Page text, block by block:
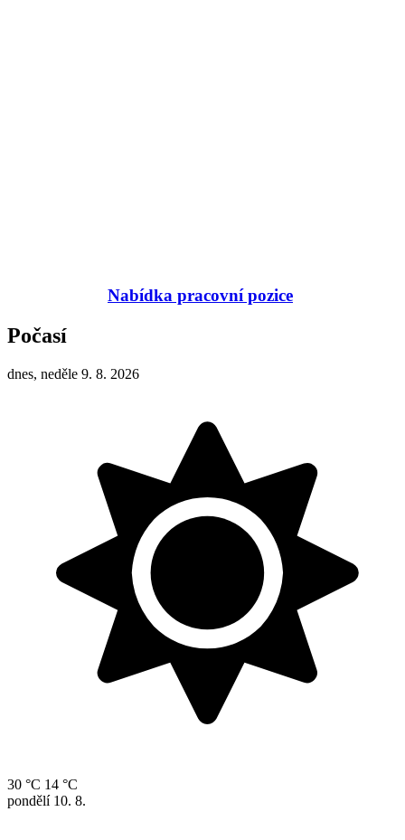
Nabídka pracovní pozice
Počasí
dnes, neděle 9. 8. 2026
30 °C 14 °C
pondělí 10. 8.